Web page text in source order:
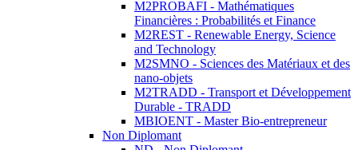
M2PROBAFI - Mathématiques
Financières : Probabilités et Finance
M2REST - Renewable Energy, Science
and Technology
M2SMNO - Sciences des Matériaux et des
nano-objets
M2TRADD - Transport et Développement
Durable - TRADD
MBIOENT - Master Bio-entrepreneur
Non Diplomant